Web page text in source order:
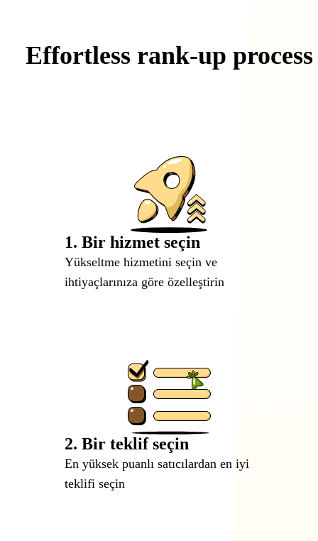
Effortless rank-up process
1. Bir hizmet seçin
Yükseltme hizmetini seçin ve
ihtiyaçlarınıza göre özelleştirin
2. Bir teklif seçin
En yüksek puanlı satıcılardan en iyi
teklifi seçin